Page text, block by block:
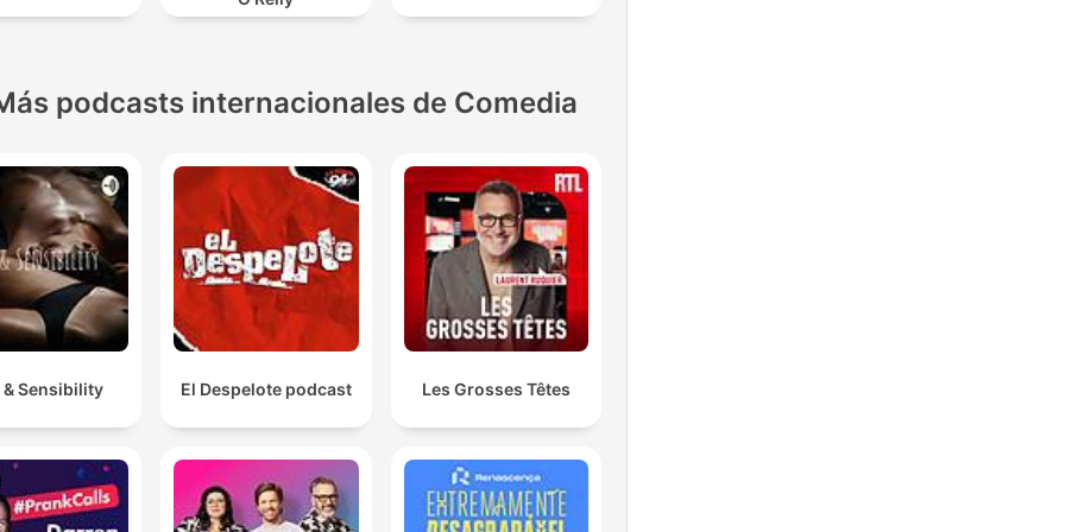
podcasts internacionales de Comedia
& Sensibility El Despelote podcast Les Grosses Têtes